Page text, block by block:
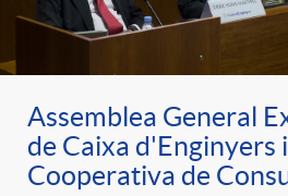
Assemblea General
de Caixa d'Enginyers
Cooperativa de